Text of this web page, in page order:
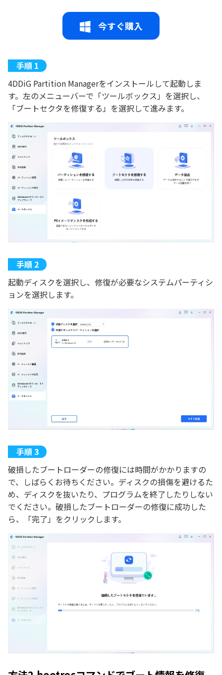
今すぐ購入
4DDiG Partition Managerをインストールして起動しま
す。左のメニューバーで「ツールボックス」を選択し、
「ブートセクタを修復する」を選択して進みます。
起動ディスクを選択し、修復が必要なシステムパーティシ
ョンを選択します。
破損したブートローダーの修復には時間がかかりますの
で、しばらくお待ちください。ディスクの損傷を避けるた
め、ディスクを抜いたり、プログラムを終了したりしない
でください。破損したブートローダーの修復に成功した
ら、「完了」をクリックします。